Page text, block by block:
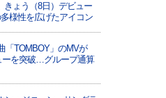
きょう（8日）デビュー
様性を広げたアイコン
「TOMBOY」のMVが
ーを突破…グループ通算